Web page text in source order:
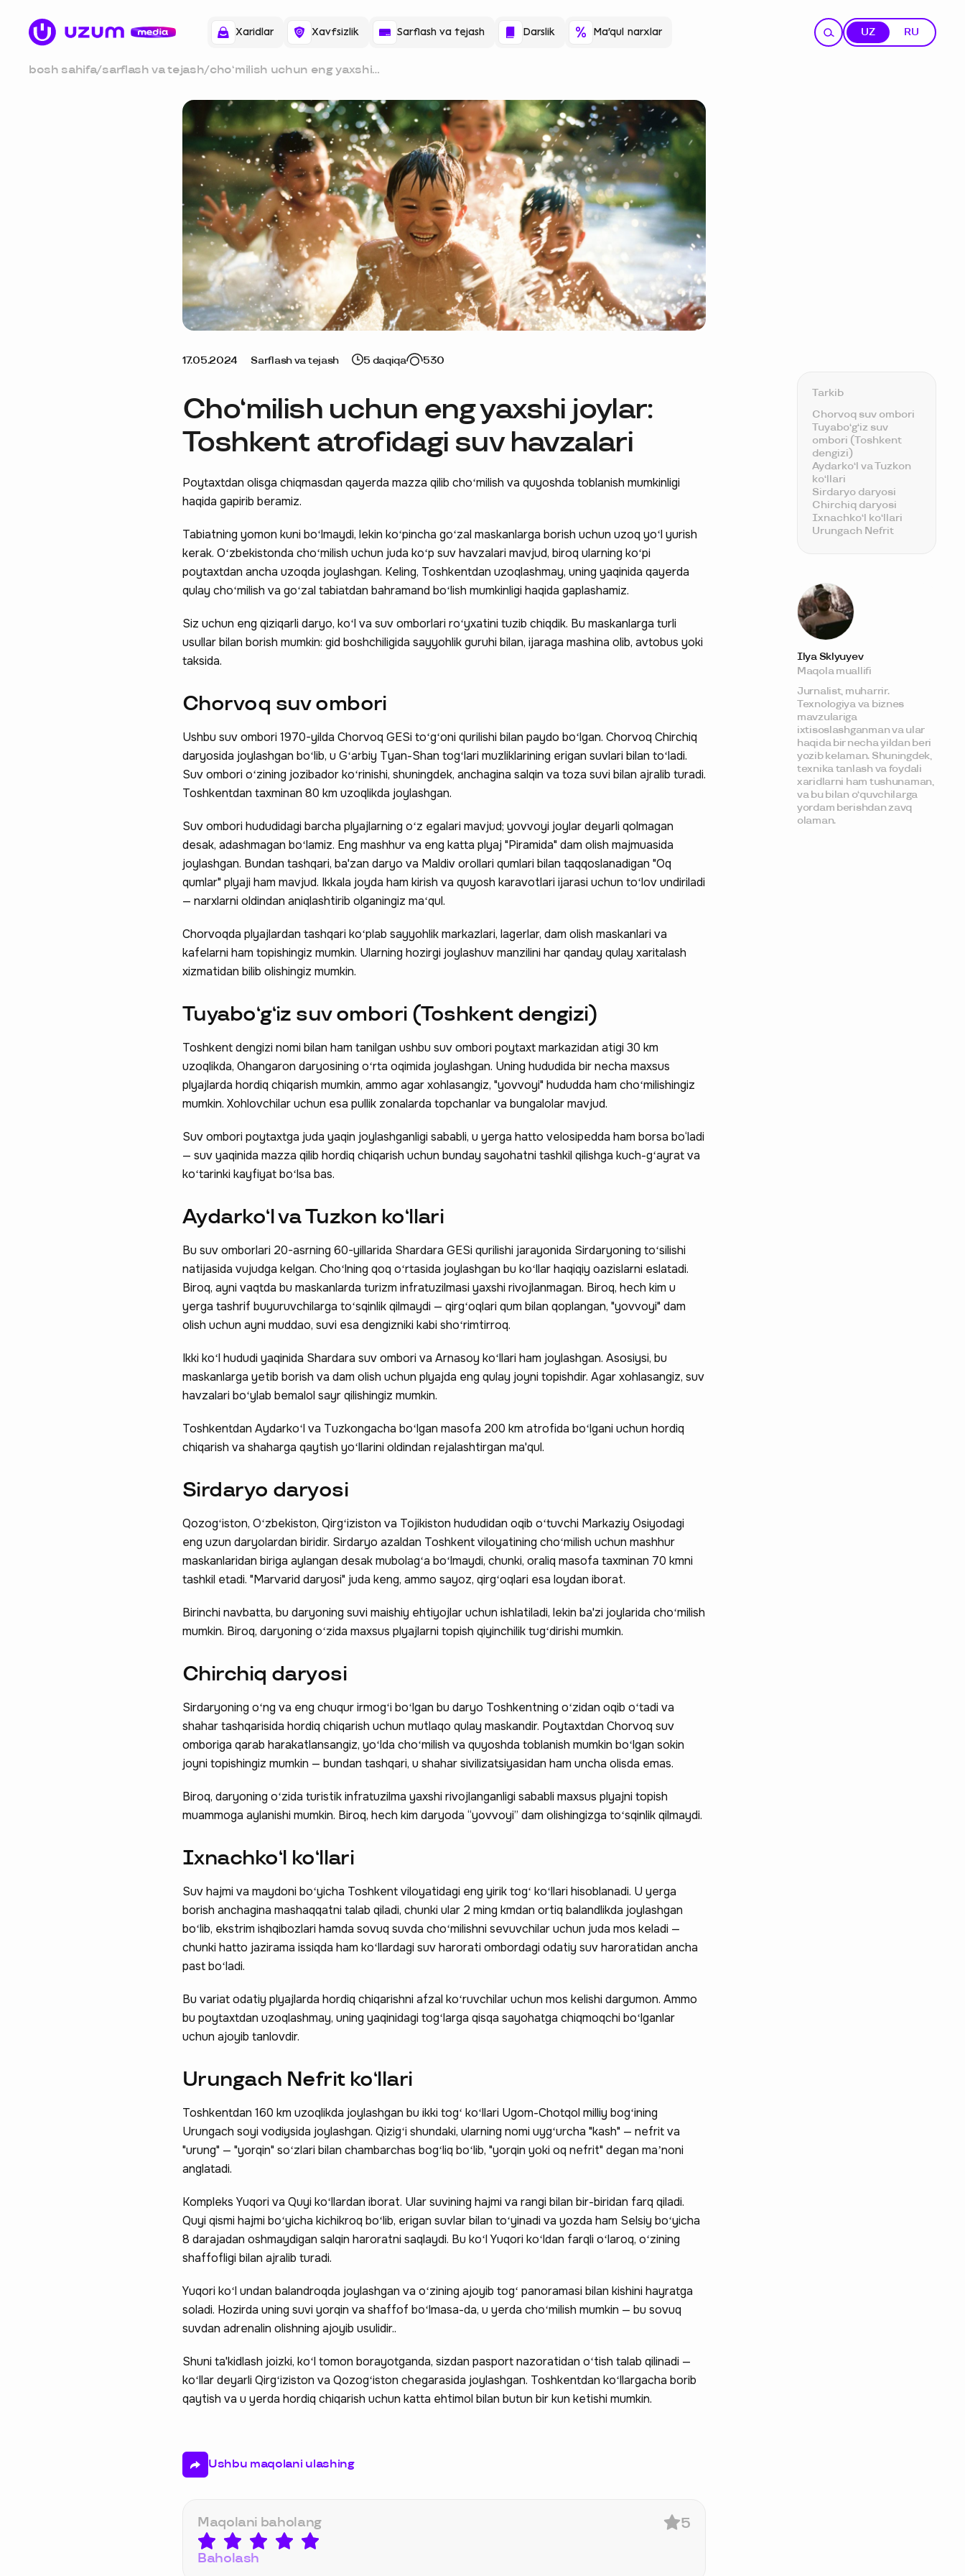
Xaridlar Xavfsizlik Sarflash va tejash Darslik Ma'qul narxlar UZ RU
bosh sahifa/sarflash va tejash/choʻmilish uchun eng yaxshi
havzalari
17.05.2024 Sarflash va tejash 5 daqiqa 530
Choʻmilish uchun eng yaxshi joylar:
Toshkent atrofidagi suv havzalari
Poytaxtdan olisga chiqmasdan qayerda mazza qilib choʻmilish va quyoshda toblanish mumkinligi
haqida gapirib beramiz.
Tabiatning yomon kuni boʻlmaydi, lekin koʻpincha goʻzal maskanlarga borish uchun uzoq yoʻl yurish
kerak. Oʻzbekistonda choʻmilish uchun juda koʻp suv havzalari mavjud, biroq ularning koʻpi
poytaxtdan ancha uzoqda joylashgan. Keling, Toshkentdan uzoqlashmay, uning yaqinida qayerda
qulay choʻmilish va goʻzal tabiatdan bahramand boʻlish mumkinligi haqida gaplashamiz.
Siz uchun eng qiziqarli daryo, koʻl va suv omborlari roʻyxatini tuzib chiqdik. Bu maskanlarga turli
usullar bilan borish mumkin: gid boshchiligida sayyohlik guruhi bilan, ijaraga mashina olib, avtobus yoki
taksida.
Chorvoq suv ombori
Ushbu suv ombori 1970-yilda Chorvoq GESi toʻgʻoni qurilishi bilan paydo boʻlgan. Chorvoq Chirchiq
daryosida joylashgan boʻlib, u Gʻarbiy Tyan-Shan togʻlari muzliklarining erigan suvlari bilan toʻladi.
Suv ombori oʻzining jozibador koʻrinishi, shuningdek, anchagina salqin va toza suvi bilan ajralib turadi.
Toshkentdan taxminan 80 km uzoqlikda joylashgan.
Suv ombori hududidagi barcha plyajlarning oʻz egalari mavjud; yovvoyi joylar deyarli qolmagan
desak, adashmagan boʻlamiz. Eng mashhur va eng katta plyaj "Piramida" dam olish majmuasida
joylashgan. Bundan tashqari, ba'zan daryo va Maldiv orollari qumlari bilan taqqoslanadigan "Oq
qumlar" plyaji ham mavjud. Ikkala joyda ham kirish va quyosh karavotlari ijarasi uchun toʻlov undiriladi
— narxlarni oldindan aniqlashtirib olganingiz maʻqul.
Chorvoqda plyajlardan tashqari koʻplab sayyohlik markazlari, lagerlar, dam olish maskanlari va
kafelarni ham topishingiz mumkin. Ularning hozirgi joylashuv manzilini har qanday qulay xaritalash
xizmatidan bilib olishingiz mumkin.
Tuyaboʻgʻiz suv ombori (Toshkent dengizi)
Toshkent dengizi nomi bilan ham tanilgan ushbu suv ombori poytaxt markazidan atigi 30 km
uzoqlikda, Ohangaron daryosining oʻrta oqimida joylashgan. Uning hududida bir necha maxsus
plyajlarda hordiq chiqarish mumkin, ammo agar xohlasangiz, "yovvoyi" hududda ham choʻmilishingiz
mumkin. Xohlovchilar uchun esa pullik zonalarda topchanlar va bungalolar mavjud.
Suv ombori poytaxtga juda yaqin joylashganligi sababli, u yerga hatto velosipedda ham borsa bo‘ladi
— suv yaqinida mazza qilib hordiq chiqarish uchun bunday sayohatni tashkil qilishga kuch-gʻayrat va
koʻtarinki kayfiyat boʻlsa bas.
Aydarkoʻl va Tuzkon koʻllari
Bu suv omborlari 20-asrning 60-yillarida Shardara GESi qurilishi jarayonida Sirdaryoning toʻsilishi
natijasida vujudga kelgan. Choʻlning qoq oʻrtasida joylashgan bu koʻllar haqiqiy oazislarni eslatadi.
Biroq, ayni vaqtda bu maskanlarda turizm infratuzilmasi yaxshi rivojlanmagan. Biroq, hech kim u
yerga tashrif buyuruvchilarga toʻsqinlik qilmaydi — qirgʻoqlari qum bilan qoplangan, "yovvoyi" dam
olish uchun ayni muddao, suvi esa dengizniki kabi shoʻrimtirroq.
Ikki koʻl hududi yaqinida Shardara suv ombori va Arnasoy koʻllari ham joylashgan. Asosiysi, bu
maskanlarga yetib borish va dam olish uchun plyajda eng qulay joyni topishdir. Agar xohlasangiz, suv
havzalari boʻylab bemalol sayr qilishingiz mumkin.
Toshkentdan Aydarkoʻl va Tuzkongacha boʻlgan masofa 200 km atrofida boʻlgani uchun hordiq
chiqarish va shaharga qaytish yoʻllarini oldindan rejalashtirgan ma'qul.
Sirdaryo daryosi
Qozogʻiston, Oʻzbekiston, Qirgʻiziston va Tojikiston hududidan oqib oʻtuvchi Markaziy Osiyodagi
eng uzun daryolardan biridir. Sirdaryo azaldan Toshkent viloyatining choʻmilish uchun mashhur
maskanlaridan biriga aylangan desak mubolagʻa boʻlmaydi, chunki, oraliq masofa taxminan 70 kmni
tashkil etadi. "Marvarid daryosi" juda keng, ammo sayoz, qirgʻoqlari esa loydan iborat.
Birinchi navbatta, bu daryoning suvi maishiy ehtiyojlar uchun ishlatiladi, lekin ba'zi joylarida choʻmilish
mumkin. Biroq, daryoning oʻzida maxsus plyajlarni topish qiyinchilik tugʻdirishi mumkin.
Chirchiq daryosi
Sirdaryoning oʻng va eng chuqur irmogʻi boʻlgan bu daryo Toshkentning oʻzidan oqib oʻtadi va
shahar tashqarisida hordiq chiqarish uchun mutlaqo qulay maskandir. Poytaxtdan Chorvoq suv
omboriga qarab harakatlansangiz, yoʻlda choʻmilish va quyoshda toblanish mumkin boʻlgan sokin
joyni topishingiz mumkin — bundan tashqari, u shahar sivilizatsiyasidan ham uncha olisda emas.
Biroq, daryoning oʻzida turistik infratuzilma yaxshi rivojlanganligi sababli maxsus plyajni topish
muammoga aylanishi mumkin. Biroq, hech kim daryoda “yovvoyi” dam olishingizga toʻsqinlik qilmaydi.
Ixnachkoʻl koʻllari
Suv hajmi va maydoni boʻyicha Toshkent viloyatidagi eng yirik togʻ koʻllari hisoblanadi. U yerga
borish anchagina mashaqqatni talab qiladi, chunki ular 2 ming kmdan ortiq balandlikda joylashgan
boʻlib, ekstrim ishqibozlari hamda sovuq suvda choʻmilishni sevuvchilar uchun juda mos keladi —
chunki hatto jazirama issiqda ham koʻllardagi suv harorati ombordagi odatiy suv haroratidan ancha
past boʻladi.
Bu variat odatiy plyajlarda hordiq chiqarishni afzal koʻruvchilar uchun mos kelishi dargumon. Ammo
bu poytaxtdan uzoqlashmay, uning yaqinidagi togʻlarga qisqa sayohatga chiqmoqchi boʻlganlar
uchun ajoyib tanlovdir.
Urungach Nefrit koʻllari
Toshkentdan 160 km uzoqlikda joylashgan bu ikki togʻ koʻllari Ugom-Chotqol milliy bogʻining
Urungach soyi vodiysida joylashgan. Qizigʻi shundaki, ularning nomi uygʻurcha "kash" — nefrit va
"urung" — "yorqin" soʻzlari bilan chambarchas bogʻliq boʻlib, "yorqin yoki oq nefrit" degan maʼnoni
anglatadi.
Kompleks Yuqori va Quyi koʻllardan iborat. Ular suvining hajmi va rangi bilan bir-biridan farq qiladi.
Quyi qismi hajmi boʻyicha kichikroq boʻlib, erigan suvlar bilan toʻyinadi va yozda ham Selsiy boʻyicha
8 darajadan oshmaydigan salqin haroratni saqlaydi. Bu koʻl Yuqori koʻldan farqli oʻlaroq, oʻzining
shaffofligi bilan ajralib turadi.
Yuqori koʻl undan balandroqda joylashgan va oʻzining ajoyib togʻ panoramasi bilan kishini hayratga
soladi. Hozirda uning suvi yorqin va shaffof boʻlmasa-da, u yerda choʻmilish mumkin — bu sovuq
suvdan adrenalin olishning ajoyib usulidir..
Shuni ta'kidlash joizki, koʻl tomon borayotganda, sizdan pasport nazoratidan oʻtish talab qilinadi —
koʻllar deyarli Qirgʻiziston va Qozogʻiston chegarasida joylashgan. Toshkentdan koʻllargacha borib
qaytish va u yerda hordiq chiqarish uchun katta ehtimol bilan butun bir kun ketishi mumkin.
Tarkib
Chorvoq suv ombori
Tuyaboʻgʻiz suv
ombori (Toshkent
dengizi)
Aydarkoʻl va Tuzkon
koʻllari
Sirdaryo daryosi
Chirchiq daryosi
Ixnachkoʻl koʻllari
Urungach Nefrit
Ilya Sklyuyev
Maqola muallifi
Jurnalist, muharrir.
Texnologiya va biznes
mavzulariga
ixtisoslashganman va ular
haqida bir necha yildan beri
yozib kelaman. Shuningdek,
texnika tanlash va foydali
xaridlarni ham tushunaman,
va bu bilan o‘quvchilarga
yordam berishdan zavq
olaman.
Ushbu maqolani ulashing
Maqolani baholang
Baholash
5
Ravnaqimizga hissa qo'shing —
so‘rovnomada qatnashing ❤️